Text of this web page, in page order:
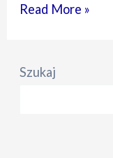
SerceBijewSzkole
na
Read More »
Szukaj